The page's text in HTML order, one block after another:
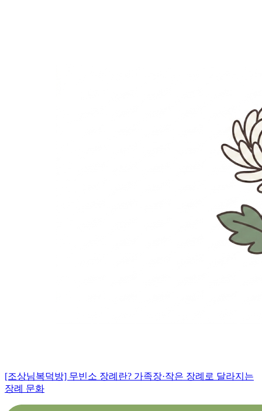
[조상님복덕방] 무빈소 장례란? 가족장·작은 장례로 달라지는
장례 문화